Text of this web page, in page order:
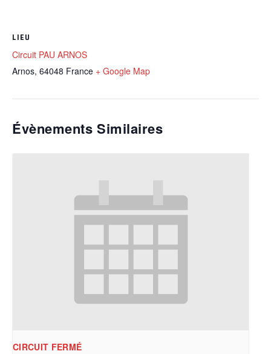
LIEU
Circuit PAU ARNOS
Arnos, 64048 France + Google Map
Évènements Similaires
CIRCUIT FERMÉ